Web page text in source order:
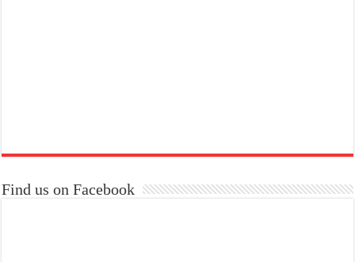
Find us on Facebook